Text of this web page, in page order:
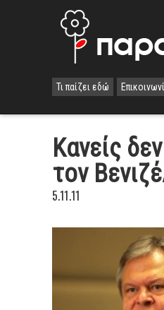
Τι παίζει εδώ
Κανείς
τον
5.11.11